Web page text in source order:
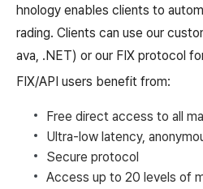
hnology enables clients to
rading. Clients can use our
ava, .NET) or our FIX protocol
FIX/API users benefit from:
Free direct access to all
Ultra-low latency,
Secure protocol
Access up to 20 levels of